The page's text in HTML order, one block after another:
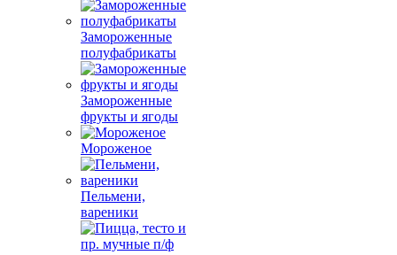
Замороженные
полуфабрикаты
Замороженные
фрукты и ягоды
Мороженое
Пельмени,
вареники